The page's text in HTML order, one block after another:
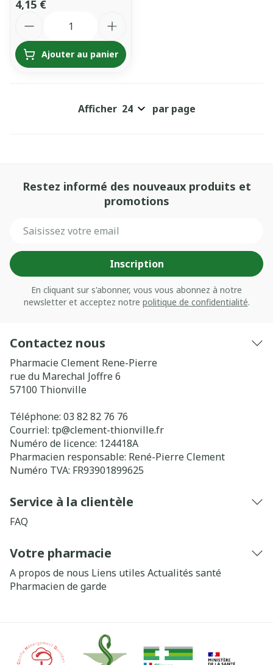
4,15 €
Ajouter au panier
Afficher par page
Restez informé des nouveaux produits et
promotions
Inscription
En cliquant sur s'abonner, vous vous abonnez à notre
newsletter et acceptez notre politique de confidentialité.
Contactez nous
Pharmacie Clement Rene-Pierre
rue du Marechal Joffre 6
57100 Thionville
Téléphone: 03 82 82 76 76
Courriel: tp@clement-thionville.fr
Numéro de licence: 124418A
Pharmacien responsable: René-Pierre Clement
Numéro TVA: FR93901899625
Service à la clientèle
FAQ
Votre pharmacie
A propos de nous Liens utiles Actualités santé
Pharmacien de garde